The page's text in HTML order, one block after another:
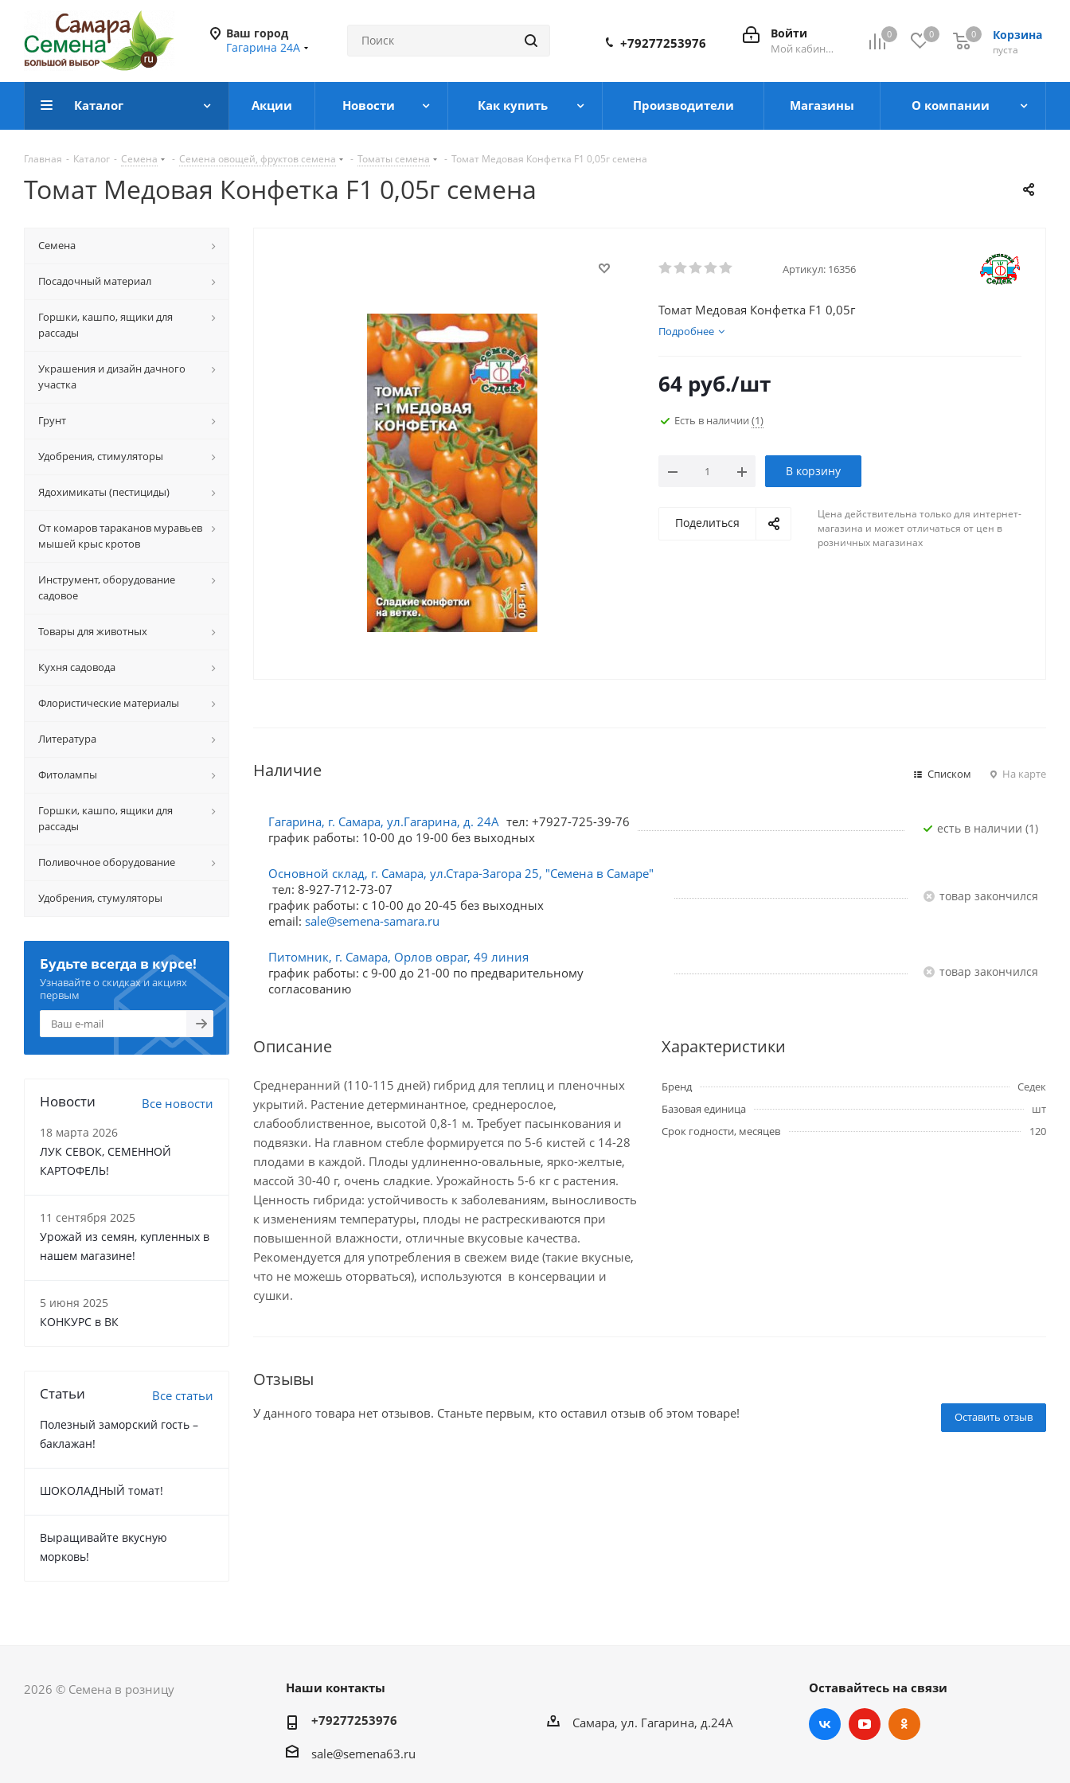
Ваш город
Гагарина 24А
0 0 Корзина
0
пуста
0
Войти
Мой кабинет
+79277253976
Каталог Акции Новости Как купить Производители Магазины О компании
Главная - Каталог - Семена - Семена овощей, фруктов семена - Томаты семена - Томат Медовая Конфетка F1 0,05г семена
Томат Медовая Конфетка F1 0,05г семена
Артикул: 16356
Томат Медовая Конфетка F1 0,05г
Подробнее
64 руб./шт
Есть в наличии (1)
В корзину
Поделиться
Цена действительна только для интернет-
магазина и может отличаться от цен в
розничных магазинах
Наличие Списком На карте
Гагарина, г. Самара, ул.Гагарина, д. 24А тел: +7927-725-39-76
график работы: 10-00 до 19-00 без выходных
Есть в наличии (1)
Основной склад, г. Самара, ул.Стара-Загора 25, "Семена в Самаре"
тел: 8-927-712-73-07
график работы: с 10-00 до 20-45 без выходных
email: sale@semena-samara.ru
Товар закончился
Питомник, г. Самара, Орлов овраг, 49 линия
график работы: с 9-00 до 21-00 по предварительному
согласованию
Товар закончился
Описание
Среднеранний (110-115 дней) гибрид для теплиц и пленочных
укрытий. Растение детерминантное, среднерослое,
слабооблиственное, высотой 0,8-1 м. Требует пасынкования и
подвязки. На главном стебле формируется по 5-6 кистей с 14-28
плодами в каждой. Плоды удлиненно-овальные, ярко-желтые,
массой 30-40 г, очень сладкие. Урожайность 5-6 кг с растения.
Ценность гибрида: устойчивость к заболеваниям, выносливость
к изменениям температуры, плоды не растрескиваются при
повышенной влажности, отличные вкусовые качества.
Рекомендуется для употребления в свежем виде (такие вкусные,
что не можешь оторваться), используются в консервации и
сушки.
Характеристики
Бренд
Седек
Базовая единица
шт
Срок годности, месяцев
120
Отзывы
Оставить отзыв
У данного товара нет отзывов. Станьте первым, кто оставил отзыв об этом товаре!
Семена
Посадочный материал
Горшки, кашпо, ящики для
рассады
Украшения и дизайн дачного
участка
Грунт
Удобрения, стимуляторы
Ядохимикаты (пестициды)
От комаров тараканов муравьев
мышей крыс кротов
Инструмент, оборудование
садовое
Товары для животных
Кухня садовода
Флористические материалы
Литература
Фитолампы
Горшки, кашпо, ящики для
рассады
Поливочное оборудование
Удобрения, стумуляторы
Будьте всегда в курсе!
Узнавайте о скидках и акциях
первым
Новости Все новости
18 марта 2026
ЛУК СЕВОК, СЕМЕННОЙ
КАРТОФЕЛЬ!
11 сентября 2025
Урожай из семян, купленных в
нашем магазине!
5 июня 2025
КОНКУРС в ВК
Статьи Все статьи
Полезный заморский гость –
баклажан!
ШОКОЛАДНЫЙ томат!
Выращивайте вкусную
морковь!
2026 © Семена в розницу Наши контакты
+79277253976
sale@semena63.ru
Самара, ул. Гагарина, д.24А
Оставайтесь на связи